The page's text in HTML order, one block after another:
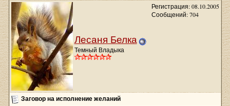
Лесаня Белка
Темный Владыка
Регистрация: 08.10.2005
Сообщений: 704
Заговор на исполнение желаний